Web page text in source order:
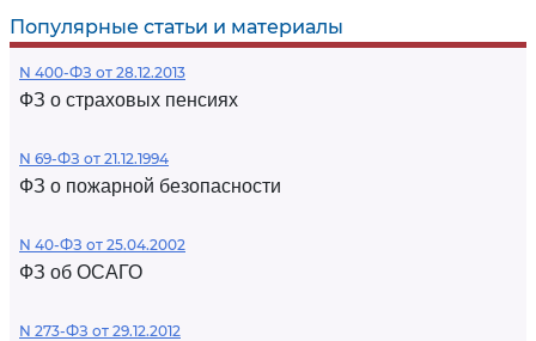
Популярные статьи и материалы
N 400-ФЗ от 28.12.2013
ФЗ о страховых пенсиях
N 69-ФЗ от 21.12.1994
ФЗ о пожарной безопасности
N 40-ФЗ от 25.04.2002
ФЗ об ОСАГО
N 273-ФЗ от 29.12.2012